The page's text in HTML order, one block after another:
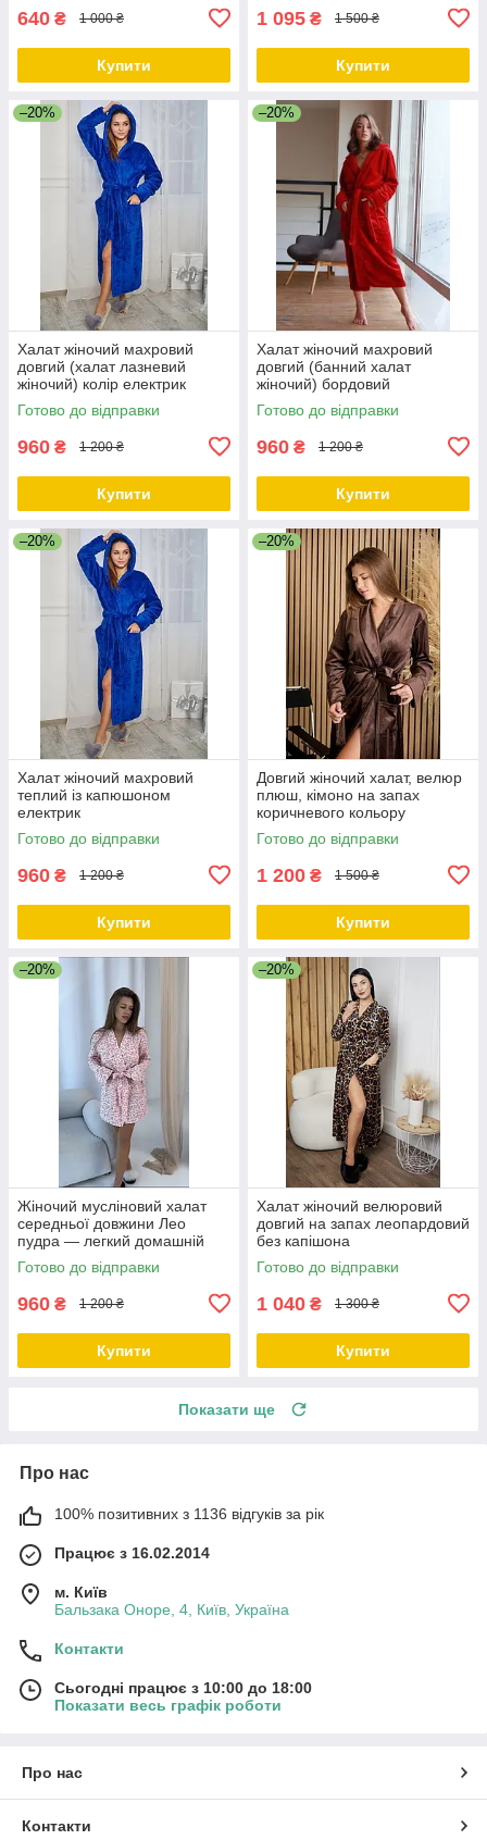
640 ₴ 1 000 ₴
Купити
1 095 ₴ 1 500 ₴
Купити
–20%
Халат жіночий махровий
довгий (халат лазневий
жіночий) колір електрик
Готово до відправки
960 ₴ 1 200 ₴
Купити
–20%
Халат жіночий махровий
довгий (банний халат
жіночий) бордовий
Готово до відправки
960 ₴ 1 200 ₴
Купити
–20%
Халат жіночий махровий
теплий із капюшоном
електрик
Готово до відправки
960 ₴ 1 200 ₴
Купити
–20%
Довгий жіночий халат, велюр
плюш, кімоно на запах
коричневого кольору
Готово до відправки
1 200 ₴ 1 500 ₴
Купити
–20%
Жіночий мусліновий халат
середньої довжини Лео
пудра — легкий домашній
халат з поясом
Готово до відправки
960 ₴ 1 200 ₴
Купити
–20%
Халат жіночий велюровий
довгий на запах леопардовий
без капішона
Готово до відправки
1 040 ₴ 1 300 ₴
Купити
Показати ще
Про нас
100% позитивних з 1136 відгуків за рік
Працює з 16.02.2014
м. Київ
Бальзака Оноре, 4, Київ, Україна
Контакти
Сьогодні працює з 10:00 до 18:00
Показати весь графік роботи
Про нас
Контакти